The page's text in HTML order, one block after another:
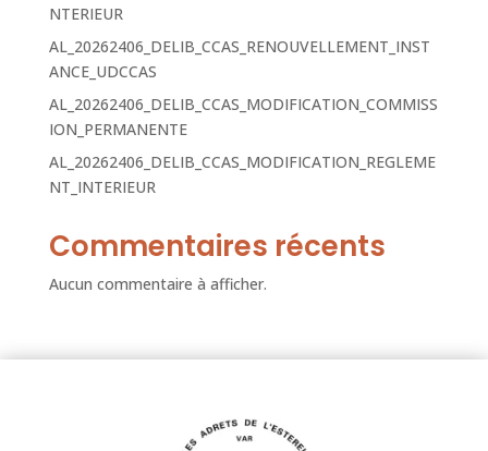
NTERIEUR
AL_20262406_DELIB_CCAS_RENOUVELLEMENT_INST
ANCE_UDCCAS
AL_20262406_DELIB_CCAS_MODIFICATION_COMMISS
ION_PERMANENTE
AL_20262406_DELIB_CCAS_MODIFICATION_REGLEME
NT_INTERIEUR
Commentaires récents
Aucun commentaire à afficher.